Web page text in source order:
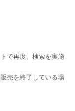
で再度、検索を実施
売を終了している場